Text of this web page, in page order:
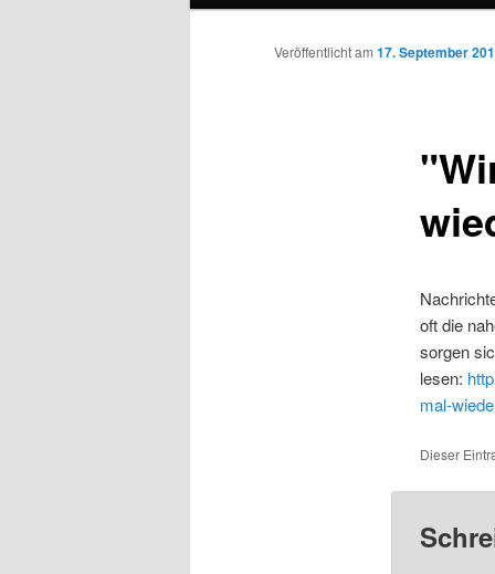
Veröffentlicht am 17. September
oft die
sorgen
lesen:
mal-
Dieser